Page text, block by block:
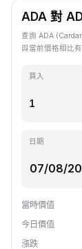
ADA 對
查詢 ADA
與當前價格相比有
買入
日期
當時價值
今日價值
漲跌